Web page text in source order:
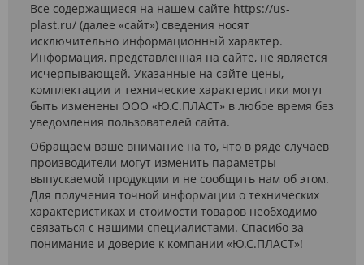
Все содержащиеся на нашем сайте https://us-
plast.ru/ (далее «сайт») сведения носят
исключительно информационный характер.
Информация, представленная на сайте, не является
исчерпывающей. Указанные на сайте цены,
комплектации и технические характеристики могут
быть изменены ООО «Ю.С.ПЛАСТ» в любое время без
уведомления пользователей сайта.
Обращаем ваше внимание на то, что в ряде случаев
производители могут изменить параметры
выпускаемой продукции и не сообщить нам об этом.
Для получения точной информации о технических
характеристиках и стоимости товаров необходимо
связаться с нашими специалистами. Спасибо за
понимание и доверие к компании «Ю.С.ПЛАСТ»!